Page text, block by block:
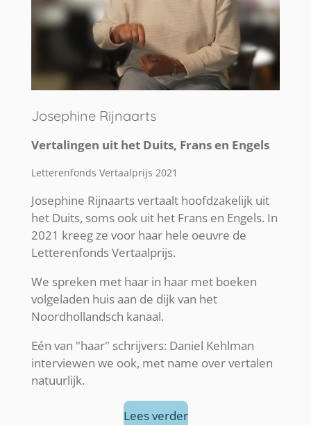
Josephine Rijnaarts
Vertalingen uit het Duits, Frans en Engels
Letterenfonds Vertaalprijs 2021
Josephine Rijnaartsvertaalt hoofdzakelijk uit
het Duits, soms ook uit het Frans en Engels. In
2021 kreeg ze voor haar hele oeuvre de
Letterenfonds Vertaalprijs.
We spreken met haar in haar met boeken
volgeladen huis aan de dijk van het
Noordhollandsch kanaal.
Eén van "haar" schrijvers: Daniel Kehlman
interviewen we ook, met name over vertalen
natuurlijk.
Lees verder